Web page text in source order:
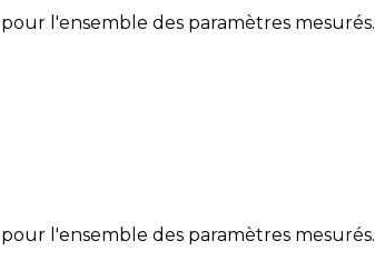
l'ensemble des paramètres mesurés.
l'ensemble des paramètres mesurés.